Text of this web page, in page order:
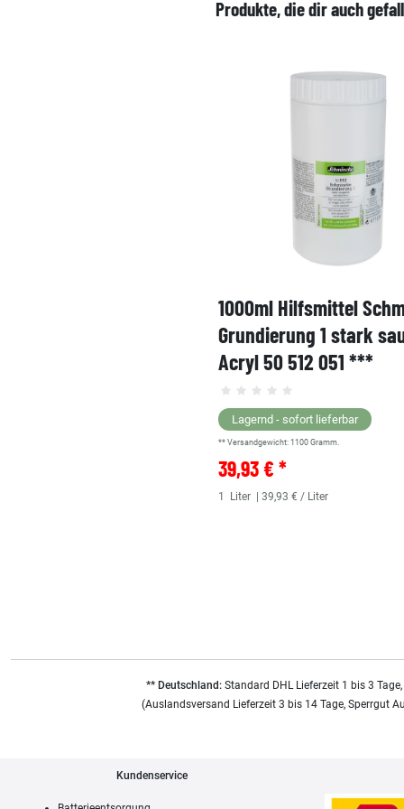
Produkte, die dir auch
1000ml Hilfsmittel
Grundierung 1 stark
Acryl 50 512 051 ***
Lagernd - sofort lieferbar
** Versandgewicht: 1100 Gramm.
39,93 € *
1 Liter | 39,93 € / Liter
** Deutschland:Standard DHL Lieferzeit 1 bis 3
(Auslandsversand Lieferzeit 3 bis 14 Tage, Sperrgut
Kundenservice